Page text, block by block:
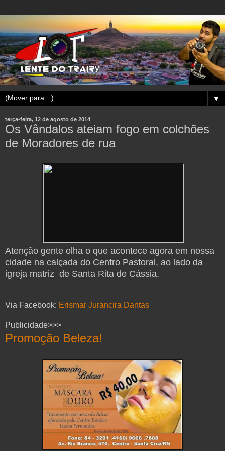
▼
terça-feira, 12 de agosto de 2014
Os Vândalos ateiam fogo em colchões
de Moradores de rua
Atenção gente olha o que acontece agora em nossa
cidade na calçada do Centro Pastoral, ao lado da
igreja matriz de Santa Rita de Cássia.
Via Facebook: Erismar Jurancira Dantas
Publicidade>>>
Promoção Beleza!